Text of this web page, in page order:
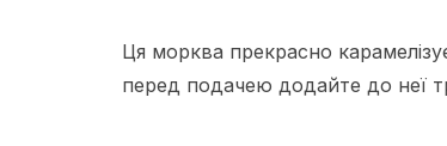
Ця морква прекрасно
перед подачею додайте до неї